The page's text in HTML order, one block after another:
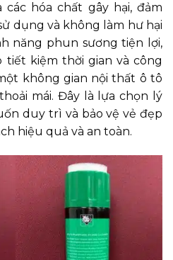
hóa chất gây hại, đảm
dụng và không làm hư hại
năng phun sương tiện lợi,
tiết kiệm thời gian và công
không gian nội thất ô tô
mái. Đây là lựa chọn lý
duy trì và bảo vệ vẻ đẹp
hiệu quả và an toàn.